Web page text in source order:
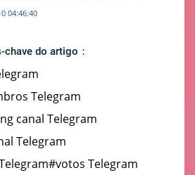
04:46:40
do artigo：
Telegram
canal Telegram
Telegram
#votos Telegram